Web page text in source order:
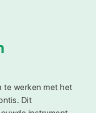
te werken met het
Dit